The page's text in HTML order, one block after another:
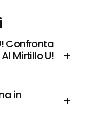
Confronta
Mirtillo U!
in